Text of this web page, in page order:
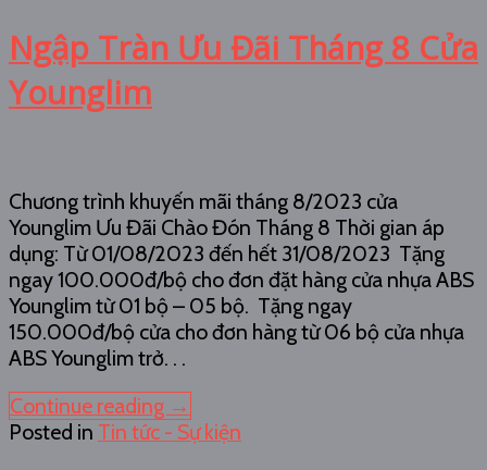
Ngập Tràn Ưu Đãi Tháng 8 Cửa
Younglim
Chương trình khuyến mãi tháng 8/2023 cửa
Younglim Ưu Đãi Chào Đón Tháng 8 Thời gian áp
dụng: Từ 01/08/2023 đến hết 31/08/2023 Tặng
ngay 100.000đ/bộ cho đơn đặt hàng cửa nhựa ABS
Younglim từ 01 bộ – 05 bộ. Tặng ngay
150.000đ/bộ cửa cho đơn hàng từ 06 bộ cửa nhựa
ABS Younglim trở. . .
Continue reading →
Posted in Tin tức - Sự kiện